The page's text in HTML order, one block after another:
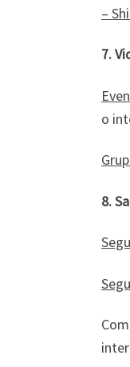
–
7.
o
8.